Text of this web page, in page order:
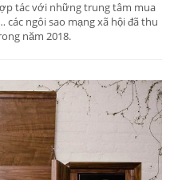
tác với những trung tâm mua
các ngôi sao mạng xã hội đã thu
năm 2018.